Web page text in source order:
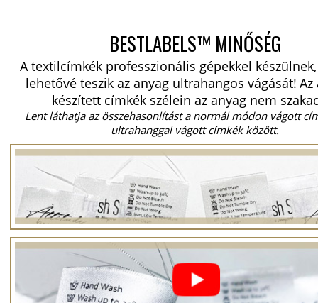
BESTLABELS™ MINŐSÉG
A textilcímkék professzionális gépekkel
lehetővé teszik az anyag ultrahangos vágását!
készített címkék szélein az anyag nem
Lent láthatja az összehasonlítást a normál módon vágott
ultrahanggal vágott címkék között.